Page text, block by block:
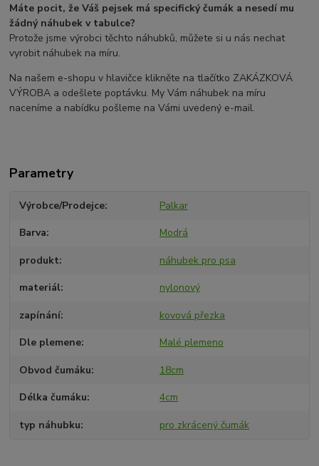
Máte pocit, že Váš pejsek má specifický čumák a nesedí mu
žádný náhubek v tabulce?
Protože jsme výrobci těchto náhubků, můžete si u nás nechat
vyrobit náhubek na míru.
Na našem e-shopu v hlavičce klikněte na tlačítko ZAKÁZKOVÁ
VÝROBA a odešlete poptávku. My Vám náhubek na míru
naceníme a nabídku pošleme na Vámi uvedený e-mail.
Parametry
Výrobce/Prodejce Palkar
Barva Modrá
produkt náhubek pro psa
materiál nylonový
zapínání kovová přezka
Dle plemene Malé plemeno
Obvod čumáku 18cm
Délka čumáku 4cm
typ náhubku pro zkrácený čumák